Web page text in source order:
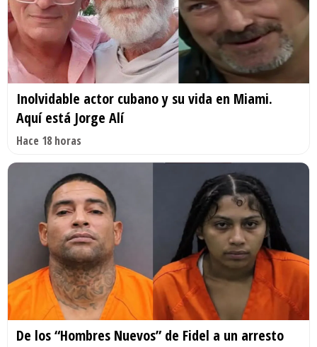
Inolvidable actor cubano y su vida en Miami.
Aquí está Jorge Alí
Hace 18 horas
De los “Hombres Nuevos” de Fidel a un arresto